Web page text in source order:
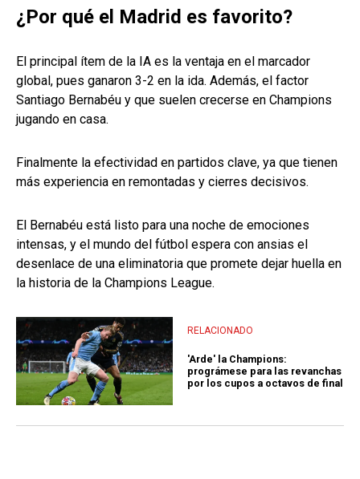
¿Por qué el Madrid es favorito?
El principal ítem de la IA es la ventaja en el marcador
global, pues ganaron 3-2 en la ida. Además, el factor
Santiago Bernabéu y que suelen crecerse en Champions
jugando en casa.
Finalmente la efectividad en partidos clave, ya que tienen
más experiencia en remontadas y cierres decisivos.
El Bernabéu está listo para una noche de emociones
intensas, y el mundo del fútbol espera con ansias el
desenlace de una eliminatoria que promete dejar huella en
la historia de la Champions League.
RELACIONADO
'Arde' la Champions:
prográmese para las revanchas
por los cupos a octavos de final